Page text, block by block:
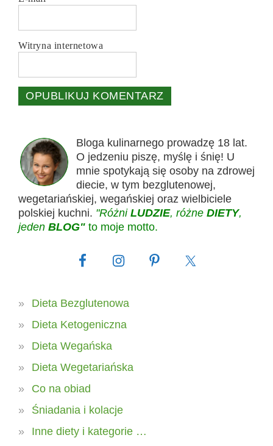
Witryna internetowa
Bloga kulinarnego prowadzę 18 lat.
O jedzeniu piszę, myślę i śnię! U
mnie spotykają się osoby na zdrowej
diecie, w tym bezglutenowej,
wegetariańskiej, wegańskiej oraz wielbiciele
polskiej kuchni. "Różni LUDZIE, różne DIETY,
jeden BLOG" to moje motto.
Dieta Bezglutenowa
Dieta Ketogeniczna
Dieta Wegańska
Dieta Wegetariańska
Co na obiad
Śniadania i kolacje
Inne diety i kategorie …